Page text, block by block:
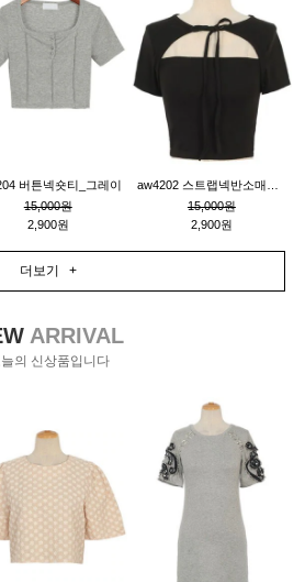
버튼넥숏티_그레이
15,000원
2,900원
15,000원
2,900원
더보기 +
ARRIVAL
의 신상품입니다